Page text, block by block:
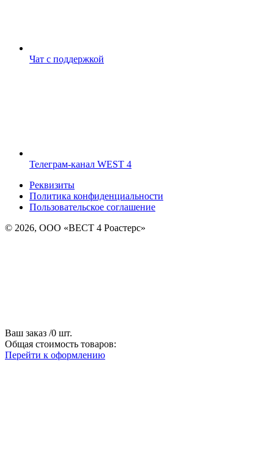
Чат с поддержкой
Телеграм-канал WEST 4
Реквизиты
Политика конфиденциальности
Пользовательское соглашение
© 2026, ООО «ВЕСТ 4 Роастерс»
Ваш заказ /0 шт.
Общая стоимость товаров:
Перейти к оформлению